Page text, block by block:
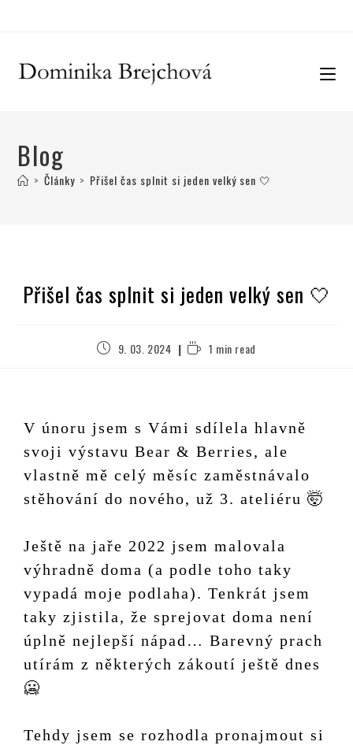
Blog
> Články > Přišel čas splnit si jeden velký sen 🤍
Přišel čas splnit si jeden velký sen 🤍
9. 03. 2024 1 min read
V únoru jsem s Vámi sdílela hlavně
svoji výstavu Bear & Berries, ale
vlastně mě celý měsíc zaměstnávalo
stěhování do nového, už 3. ateliéru 🤯
Ještě na jaře 2022 jsem malovala
výhradně doma (a podle toho taky
vypadá moje podlaha). Tenkrát jsem
taky zjistila, že sprejovat doma není
úplně nejlepší nápad… Barevný prach
utírám z některých zákoutí ještě dnes
🥶
Tehdy jsem se rozhodla pronajmout si